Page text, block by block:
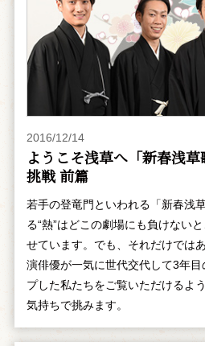
2016/12/14
ようこそ浅草へ「新春浅
挑戦 前篇
若手の登竜門といわれる「新春浅
る“熱”はどこの劇場にも負けない
せています。でも、それだけでは
演俳優が一気に世代交代して3年
プした私たちをご覧いただけるよ
気持ちで挑みます。